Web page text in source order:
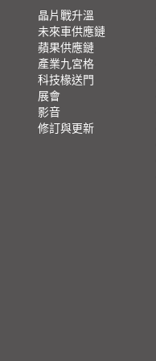
晶片戰升溫
未來車供應鏈
蘋果供應鏈
產業九宮格
科技椽送門
展會
影音
修訂與更新